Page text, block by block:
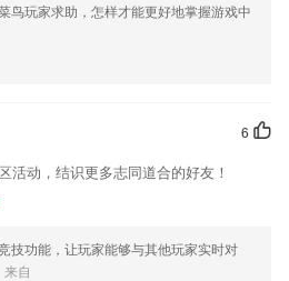
鸟玩家求助，怎样才能更好地掌握游戏中
6
活动，结识更多志同道合的好友！
技功能，让玩家能够与其他玩家实时对
来自